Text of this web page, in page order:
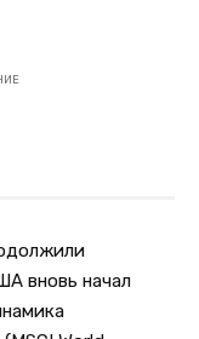
вновь начал